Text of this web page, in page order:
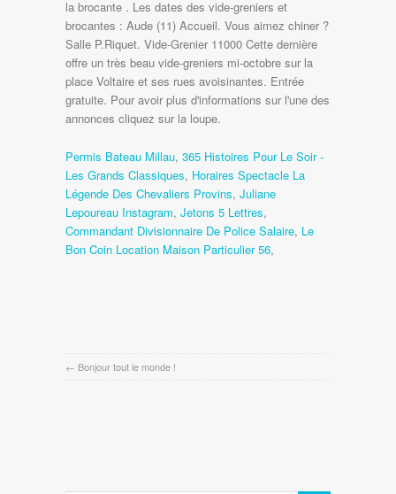
Permis Bateau Millau, 365 Histoires Pour Le Soir -
Les Grands Classiques, Horaires Spectacle La
Légende Des Chevaliers Provins, Juliane
Lepoureau Instagram, Jetons 5 Lettres,
Commandant Divisionnaire De Police Salaire, Le
Bon Coin Location Maison Particulier 56,
← Bonjour tout le monde !